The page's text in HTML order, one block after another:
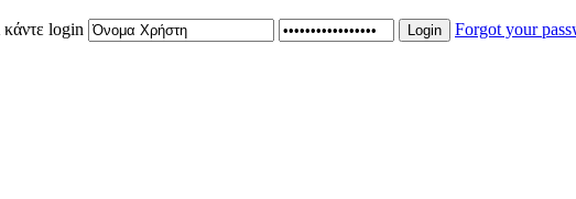
κάντε login Login Forgot your